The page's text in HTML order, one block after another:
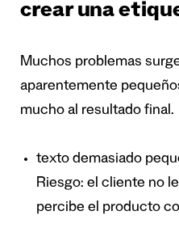
crear una
Muchos problemas
aparentemente
mucho al resultado final.
texto demasiado
Riesgo: el cliente no
percibe el producto